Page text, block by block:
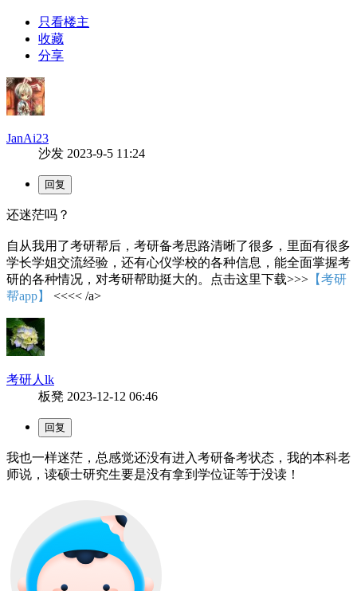
只看楼主
收藏
分享
JanAi23
沙发 2023-9-5 11:24
还迷茫吗？
自从我用了考研帮后，考研备考思路清晰了很多，里面有很多
学长学姐交流经验，还有心仪学校的各种信息，能全面掌握考
研的各种情况，对考研帮助挺大的。点击这里下载>>> 【考研
帮app】
<<<< /a>
考研人lk
板凳 2023-12-12 06:46
我也一样迷茫，总感觉还没有进入考研备考状态，我的本科老
师说，读硕士研究生要是没有拿到学位证等于没读！